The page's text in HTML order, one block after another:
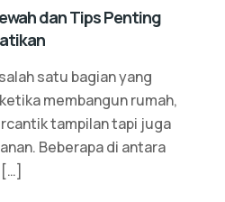
dan Tips Penting
satu bagian yang
membangun rumah,
tampilan tapi juga
Beberapa di antara
[…]